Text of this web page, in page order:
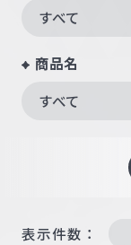
すべて
商品名
すべて
表示件数：